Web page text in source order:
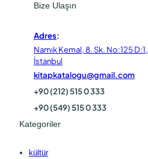
Bize Ulaşın
Adres:
Namık Kemal, 8. Sk. No:125
İstanbul
kitapkatalogu@gmail.com
+90 (212) 515 0 333
+90 (549) 515 0 333
Kategoriler
kültür